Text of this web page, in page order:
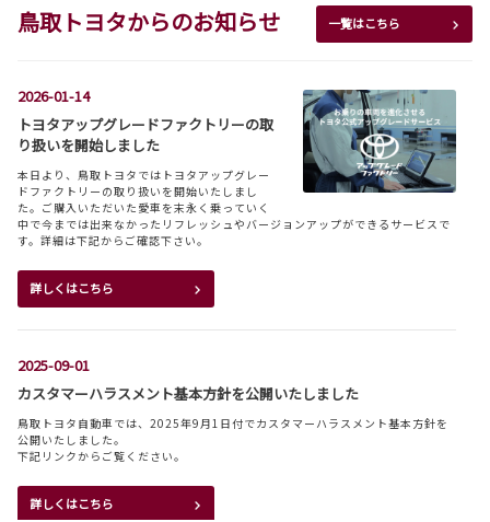
TOYOTAは、ハリアーを一部改良し、8月3日に
発売しました。詳しくは下記リンクからご確認
詳しくはこちら
2026-08-03
シエンタを一部改良
TOYOTAは、シエンタを一部改良し、8月3日に
発売しました。詳しくは下記リンクからご確認
詳しくはこちら
2026-07-29
コースターを一部改良
TOYOTAは、コースターを一部改良し、7月29
日に発売しました。くわしくは
詳しくはこちら
鳥取トヨタからのお知らせ 一覧はこちら
2026-01-14
トヨタアップグレードファクトリーの取
り扱いを開始しました
本日より、鳥取トヨタではトヨタアップグレー
ドファクトリーの取り扱いを開始いたしまし
た。ご購入いただいた愛車を末永く乗っていく
中で今までは出来なかったリフレッシュやバージョンアップができるサービスで
す。詳細は下記からご確認下さい。
詳しくはこちら
2025-09-01
カスタマーハラスメント基本方針を公開いたしました
鳥取トヨタ自動車では、2025年9月1日付でカスタマーハラスメント基本方針を
公開いたしました。
下記リンクからご覧ください。
詳しくはこちら